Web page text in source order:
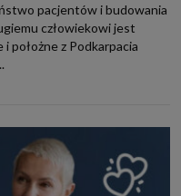
pacjentów i budowania
człowiekowi jest
położne z Podkarpacia